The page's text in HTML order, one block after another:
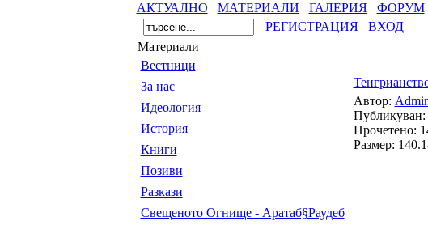
АКТУАЛНО МАТЕРИАЛИ ГАЛЕРИЯ ФОРУМ
РЕГИСТРАЦИЯ
ВХОД
Материали
Вестници
За нас
Идеология
История
Книги
Позиви
Разкази
Свещеното Огнище - Аратаб§Раудеб
Автор:
Публикуван:
Прочетено:
Размер: